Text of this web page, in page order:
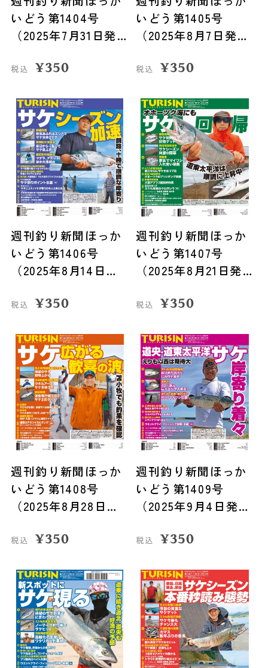
いどう第1404号
（2025年7月31日発
税込 ¥350
いどう第1405号
（2025年8月7日発
税込 ¥350
週刊釣り新聞ほっか
いどう第1406号
（2025年8月14日発
税込 ¥350
週刊釣り新聞ほっか
いどう第1407号
（2025年8月21日発
税込 ¥350
週刊釣り新聞ほっか
いどう第1408号
（2025年8月28日発
税込 ¥350
週刊釣り新聞ほっか
いどう第1409号
（2025年9月4日発
税込 ¥350